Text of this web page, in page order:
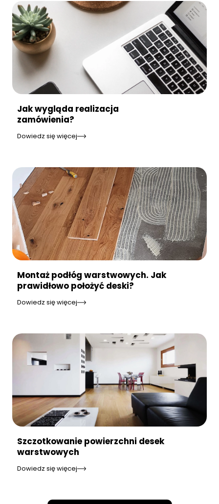
Jak wygląda realizacja
zamówienia?
Dowiedz się więcej
Montaż podłóg warstwowych. Jak
prawidłowo położyć deski?
Dowiedz się więcej
Szczotkowanie powierzchni desek
warstwowych
Dowiedz się więcej